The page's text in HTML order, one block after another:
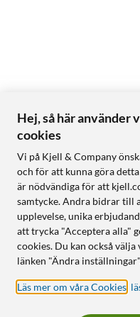
Hej, så här använder
cookies
Vi på Kjell & Company
och för att kunna göra
är nödvändiga för att
samtycke. Andra bidrar till
upplevelse, unika
att trycka "Acceptera alla"
cookies. Du kan också
länken "Ändra
Läs mer om våra Cookies